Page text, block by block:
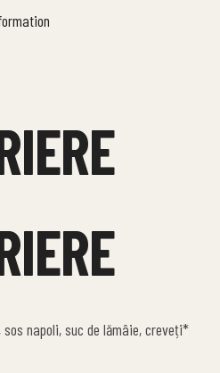
napoli, suc de lămâie, creveți*